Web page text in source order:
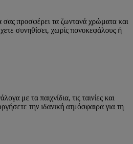
σας προσφέρει τα ζωντανά χρώματα και
συνηθίσει, χωρίς πονοκεφάλους ή
με τα παιχνίδια, τις ταινίες και
την ιδανική ατμόσφαιρα για τη